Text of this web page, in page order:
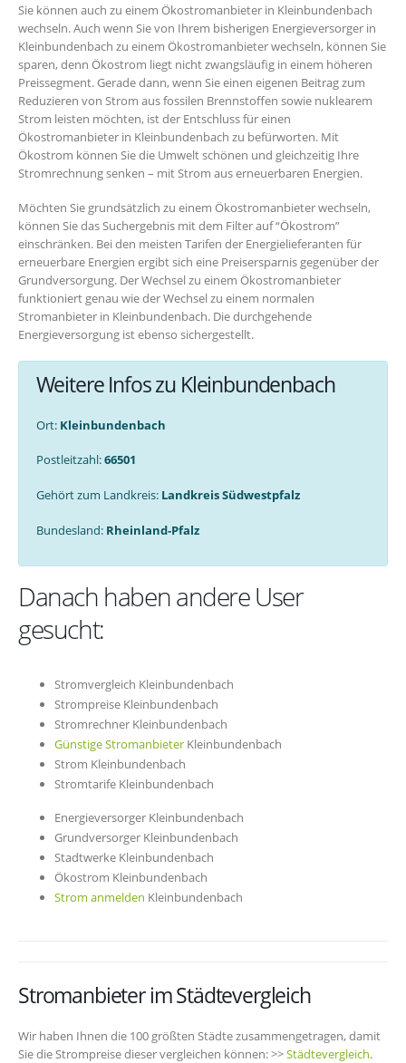
Sie können auch zu einem Ökostromanbieter in Kleinbundenbach
wechseln. Auch wenn Sie von Ihrem bisherigen Energieversorger in
Kleinbundenbach zu einem Ökostromanbieter wechseln, können Sie
sparen, denn Ökostrom liegt nicht zwangsläufig in einem höheren
Preissegment. Gerade dann, wenn Sie einen eigenen Beitrag zum
Reduzieren von Strom aus fossilen Brennstoffen sowie nuklearem
Strom leisten möchten, ist der Entschluss für einen
Ökostromanbieter in Kleinbundenbach zu befürworten. Mit
Ökostrom können Sie die Umwelt schönen und gleichzeitig Ihre
Stromrechnung senken – mit Strom aus erneuerbaren Energien.
Möchten Sie grundsätzlich zu einem Ökostromanbieter wechseln,
können Sie das Suchergebnis mit dem Filter auf “Ökostrom”
einschränken. Bei den meisten Tarifen der Energielieferanten für
erneuerbare Energien ergibt sich eine Preisersparnis gegenüber der
Grundversorgung. Der Wechsel zu einem Ökostromanbieter
funktioniert genau wie der Wechsel zu einem normalen
Stromanbieter in Kleinbundenbach. Die durchgehende
Energieversorgung ist ebenso sichergestellt.
Weitere Infos zu Kleinbundenbach
Ort: Kleinbundenbach
Postleitzahl:66501
Gehört zum Landkreis: Landkreis Südwestpfalz
Bundesland: Rheinland-Pfalz
Danach haben andere User
gesucht:
Stromvergleich Kleinbundenbach
Strompreise Kleinbundenbach
Stromrechner Kleinbundenbach
Günstige Stromanbieter Kleinbundenbach
Strom Kleinbundenbach
Stromtarife Kleinbundenbach
Energieversorger Kleinbundenbach
Grundversorger Kleinbundenbach
Stadtwerke Kleinbundenbach
Ökostrom Kleinbundenbach
Strom anmelden Kleinbundenbach
Stromanbieter im Städtevergleich
Wir haben Ihnen die 100 größten Städte zusammengetragen, damit
Sie die Strompreise dieser vergleichen können: >>Städtevergleich.